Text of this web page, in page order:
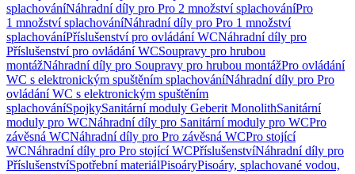
splachováníNáhradní díly pro Pro 2 množství splachováníPro
1 množství splachováníNáhradní díly pro Pro 1 množství
splachováníPříslušenství pro ovládání WCNáhradní díly pro
Příslušenství pro ovládání WCSoupravy pro hrubou
montážNáhradní díly pro Soupravy pro hrubou montážPro ovládání
WC s elektronickým spuštěním splachováníNáhradní díly pro Pro
ovládání WC s elektronickým spuštěním
splachováníSpojkySanitární moduly Geberit MonolithSanitární
moduly pro WCNáhradní díly pro Sanitární moduly pro WCPro
závěsná WCNáhradní díly pro Pro závěsná WCPro stojící
WCNáhradní díly pro Pro stojící WCPříslušenstvíNáhradní díly pro
PříslušenstvíSpotřební materiálPisoáryPisoáry, splachované vodou,